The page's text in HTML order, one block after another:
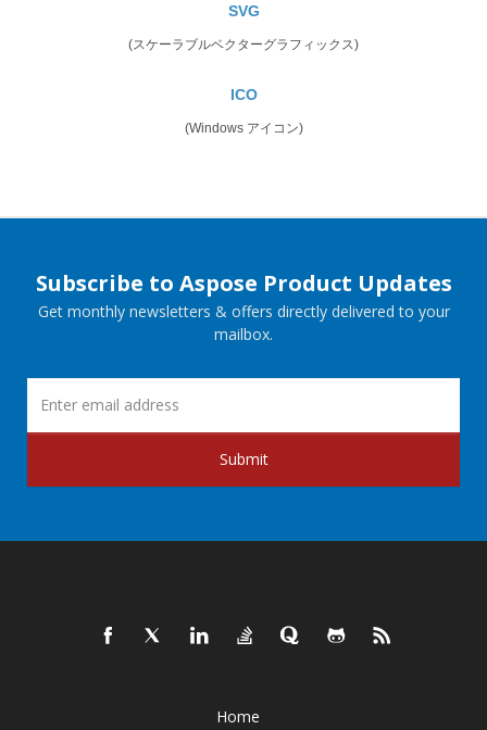
SVG
(スケーラブルベクターグラフィックス)
ICO
(Windows アイコン)
Subscribe to Aspose Product Updates
Get monthly newsletters & offers directly delivered to your
mailbox.
Submit
Home